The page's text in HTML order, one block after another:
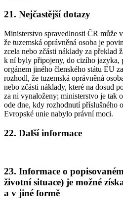
21. Nejčastější dotazy
Ministerstvo spravedlnosti ČR může
že tuzemská oprávněná osoba je
zcela nebo zčásti náklady za překlad
k ní byly připojeny, do cizího jazyka,
orgánem jiného členského státu EU
rozhodl, že tuzemská oprávněná
nebo zčásti náklady, které na dosud
za ni vynaloženy; ministerstvo je tak
ode dne, kdy rozhodnutí příslušného
Evropské unie nabylo právní moci.
22. Další informace
23. Informace o
životní situace) je možné
a v jiné formě